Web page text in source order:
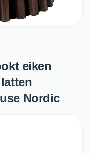
eiken
Nordic